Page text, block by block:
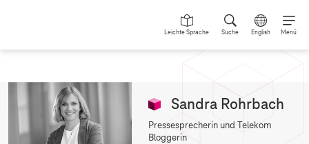
Leichte Sprache Suche English Menü
Sandra Rohrbach
Pressesprecherin und Telekom
Bloggerin